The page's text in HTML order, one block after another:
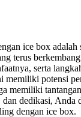
ice box adalah
terus
serta
memiliki potensi
memiliki
dedikasi, Anda
dengan ice box.